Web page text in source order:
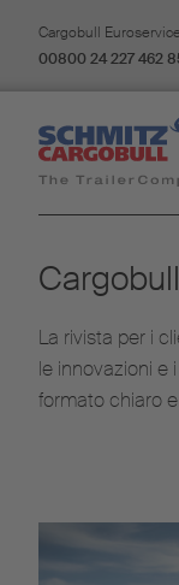
Cargobull
00800 24 227 462
La rivista per i
le innovazioni e
formato chiaro